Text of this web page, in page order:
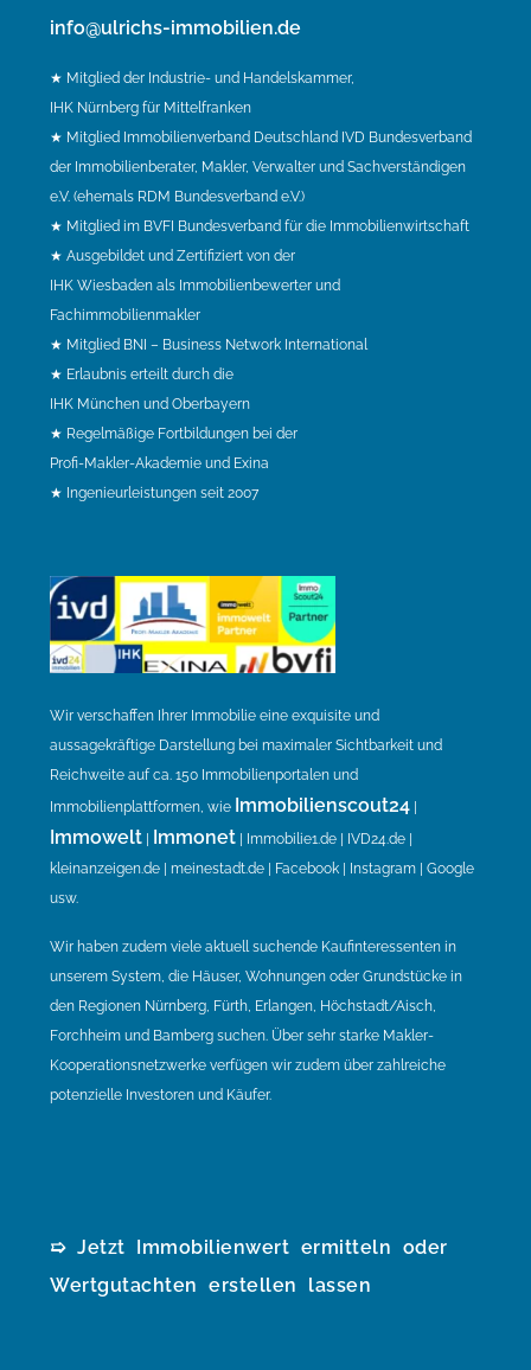
info@ulrichs-immobilien.de
★ Mitglied der Industrie- und Handelskammer,
IHK Nürnberg für Mittelfranken
★ Mitglied Immobilienverband Deutschland IVD Bundesverband
der Immobilienberater, Makler, Verwalter und Sachverständigen
e.V. (ehemals RDM Bundesverband e.V.)
★ Mitglied im BVFI Bundesverband für die Immobilienwirtschaft
★ Ausgebildet und Zertifiziert von der
IHK Wiesbaden als Immobilienbewerter und
Fachimmobilienmakler
★ Mitglied BNI – Business Network International
★ Erlaubnis erteilt durch die
IHK München und Oberbayern
★ Regelmäßige Fortbildungen bei der
Profi-Makler-Akademie und Exina
★ Ingenieurleistungen seit 2007
Wir verschaffen Ihrer Immobilie eine exquisite und
aussagekräftige Darstellung bei maximaler Sichtbarkeit und
Reichweite auf ca. 150 Immobilienportalen und
Immobilienplattformen, wie Immobilienscout24 |
Immowelt | Immonet | Immobilie1.de | IVD24.de |
kleinanzeigen.de | meinestadt.de | Facebook | Instagram | Google
usw.
Wir haben zudem viele aktuell suchende Kaufinteressenten in
unserem System, die Häuser, Wohnungen oder Grundstücke in
den Regionen Nürnberg, Fürth, Erlangen, Höchstadt/Aisch,
Forchheim und Bamberg suchen. Über sehr starke Makler-
Kooperationsnetzwerke verfügen wir zudem über zahlreiche
potenzielle Investoren und Käufer.
➯ Jetzt Immobilienwert ermitteln oder
Wertgutachten erstellen lassen